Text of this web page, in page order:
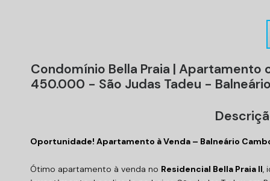
Condomínio Bella Praia | Apartamento
450.000 - São Judas Tadeu -
Oportunidade! Apartamento à Venda – Balneário
Ótimo apartamento à venda no Residencial Bella Praia II,